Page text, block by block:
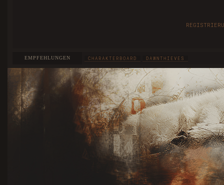
EMPFEHLUNGEN CHARAKTERBOARD DAWNTHIEVES